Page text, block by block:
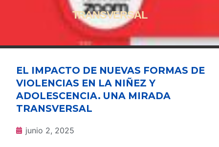
TRANSVERSAL
EL IMPACTO DE NUEVAS FORMAS DE
VIOLENCIAS EN LA NIÑEZ Y
ADOLESCENCIA. UNA MIRADA
TRANSVERSAL
junio 2, 2025